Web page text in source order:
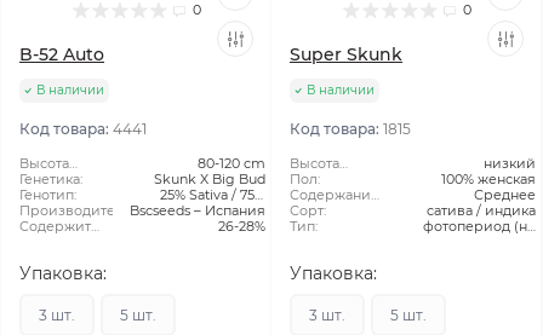
0
B-52 Auto
В наличии
Код товара: 4441
Высота
растения:
80-120 cm
Генетика:
Skunk X Big Bud
Генотип:
25% Sativa / 75%
Indica
Производитель:Bscseeds – Испания
Содержит
26-28%
Упаковка:
3 шт. 5 шт.
0
Super Skunk
В наличии
Код товара: 1815
Высота
растения:
низкий
Пол:
100% женская
Содержание
ТГК:
Среднее
Сорт:
сатива / индика
Тип:
фотопериод (не
Упаковка:
3 шт. 5 шт.